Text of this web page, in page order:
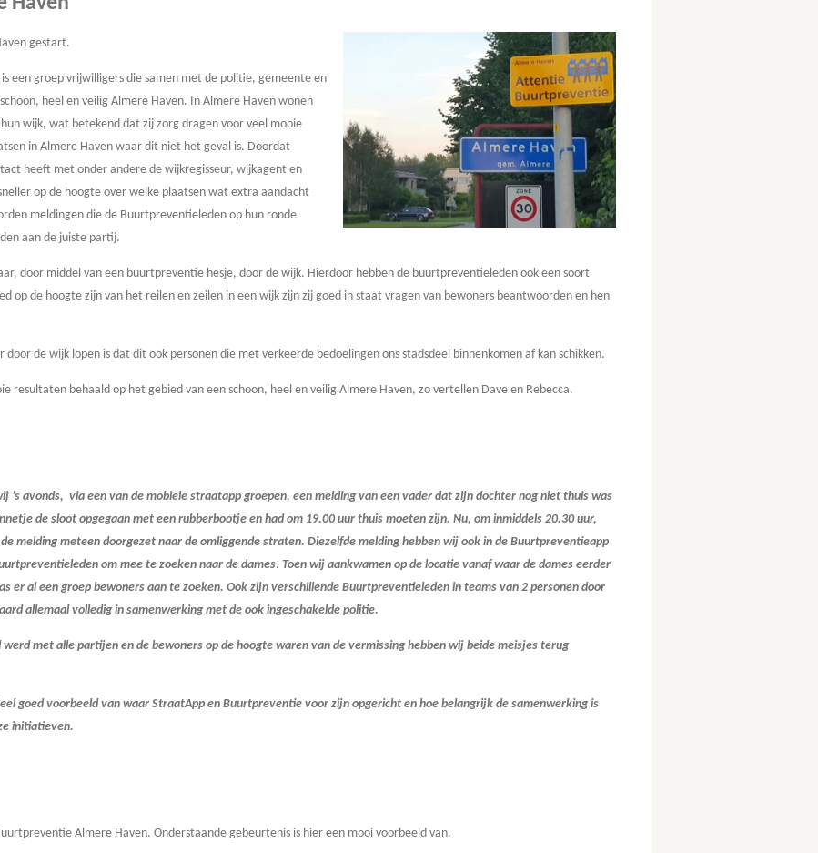
gestart.
een groep vrijwilligers die samen met de politie, gemeente en
heel en veilig Almere Haven. In Almere Haven wonen
wijk, wat betekend dat zij zorg dragen voor veel mooie
in Almere Haven waar dit niet het geval is. Doordat
heeft met onder andere de wijkregisseur, wijkagent en
op de hoogte over welke plaatsen wat extra aandacht
meldingen die de Buurtpreventieleden op hun ronde
aan de juiste partij.
door middel van een buurtpreventie hesje, door de wijk. Hierdoor hebben de buurtpreventieleden ook een soort
op de hoogte zijn van het reilen en zeilen in een wijk zijn zij goed in staat vragen van bewoners beantwoorden en hen
de wijk lopen is dat dit ook personen die met verkeerde bedoelingen ons stadsdeel binnenkomen af kan schikken.
resultaten behaald op het gebied van een schoon, heel en veilig Almere Haven, zo vertellen Dave en Rebecca.
’s avonds, via een van de mobiele straatapp groepen, een melding van een vader dat zijn dochter nog niet thuis was
de sloot opgegaan met een rubberbootje en had om 19.00 uur thuis moeten zijn. Nu, om inmiddels 20.30 uur,
melding meteen doorgezet naar de omliggende straten. Diezelfde melding hebben wij ook in de Buurtpreventieapp
om mee te zoeken naar de dames. Toen wij aankwamen op de locatie vanaf waar de dames eerder
er al een groep bewoners aan te zoeken. Ook zijn verschillende Buurtpreventieleden in teams van 2 personen door
allemaal volledig in samenwerking met de ook ingeschakelde politie.
met alle partijen en de bewoners op de hoogte waren van de vermissing hebben wij beide meisjes terug
goed voorbeeld van waar StraatApp en Buurtpreventie voor zijn opgericht en hoe belangrijk de samenwerking is
initiatieven.
Almere Haven. Onderstaande gebeurtenis is hier een mooi voorbeeld van.